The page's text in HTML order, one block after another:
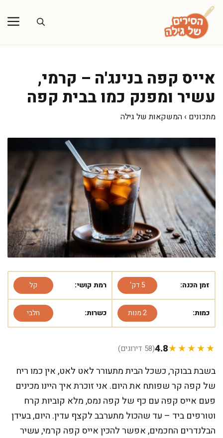
לדלג
לתוכן
אייס קפה בנינג'ה – קרמי,
עשיר ומפנק כמו בבית קפה
מתכונים › המשקאות של גילה
זמן הכנה: 5 דק' רמת קושי: קל
כמות: 2 מנות כשרות: חלבי
★★★★★
4.8(58 דירוגים)
בשבת בבוקר, כשכל הבית מתעורר לאט לאט, אין כמו ריח
של קפה קר שפותח את היום. אני זוכרת איך היינו מכינים
פעם אייס קפה עם כף של קפה נמס, מלא קוביות קרח
וטורפים ביד – עד שהכול מתערבב לקצף עדין. היום, בעידן
הבלנדרים החכמים, אפשר להכין אייס קפה קרמי, עשיר